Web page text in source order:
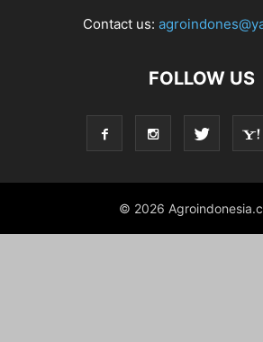
Contact us:
FOLLOW US
© 2026